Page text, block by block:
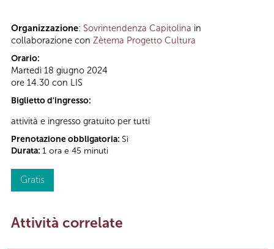
Organizzazione: Sovrintendenza Capitolina in
collaborazione con Zètema Progetto Cultura
Orario:
Martedì 18 giugno 2024
ore 14.30 con LIS
Biglietto d'ingresso:
attività e ingresso gratuito per tutti
Prenotazione obbligatoria: Sì
Durata: 1 ora e 45 minuti
Gratis
Attività correlate